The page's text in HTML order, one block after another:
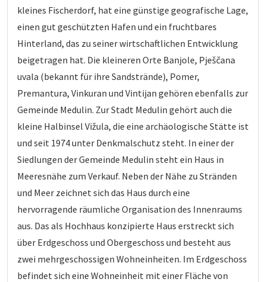
kleines Fischerdorf, hat eine günstige geografische Lage,
einen gut geschützten Hafen und ein fruchtbares
Hinterland, das zu seiner wirtschaftlichen Entwicklung
beigetragen hat. Die kleineren Orte Banjole, Pješčana
uvala (bekannt für ihre Sandstrände), Pomer,
Premantura, Vinkuran und Vintijan gehören ebenfalls zur
Gemeinde Medulin. Zur Stadt Medulin gehört auch die
kleine Halbinsel Vižula, die eine archäologische Stätte ist
und seit 1974 unter Denkmalschutz steht. In einer der
Siedlungen der Gemeinde Medulin steht ein Haus in
Meeresnähe zum Verkauf. Neben der Nähe zu Stränden
und Meer zeichnet sich das Haus durch eine
hervorragende räumliche Organisation des Innenraums
aus. Das als Hochhaus konzipierte Haus erstreckt sich
über Erdgeschoss und Obergeschoss und besteht aus
zwei mehrgeschossigen Wohneinheiten. Im Erdgeschoss
befindet sich eine Wohneinheit mit einer Fläche von